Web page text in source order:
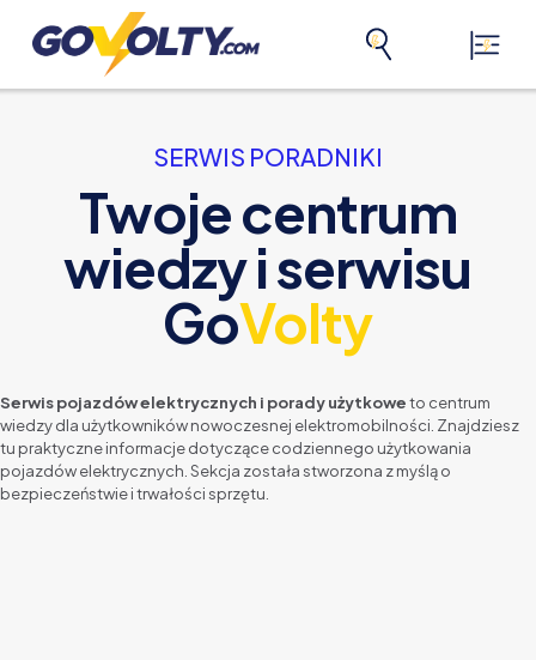
SERWIS PORADNIKI
Twoje centrum
wiedzy i serwisu
GoVolty
Serwis pojazdów elektrycznych i porady użytkoweto centrum
wiedzy dla użytkowników nowoczesnej elektromobilności. Znajdziesz
tu praktyczne informacje dotyczące codziennego użytkowania
pojazdów elektrycznych. Sekcja została stworzona z myślą o
bezpieczeństwie i trwałości sprzętu.